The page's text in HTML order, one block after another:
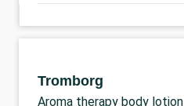
Tromborg
Aroma therapy body lotion